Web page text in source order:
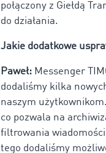
połączony z Giełdą
do działania.
Jakie dodatkowe
Paweł: Messenger
dodaliśmy kilka
naszym
co pozwala na
filtrowania
tego dodaliśmy